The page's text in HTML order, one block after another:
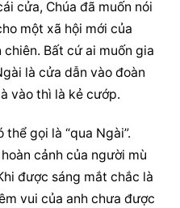
cửa, Chúa đã muốn nói
một xã hội mới của
Bất cứ ai muốn gia
là cửa dẫn vào đoàn
vào thì là kẻ cướp.
gọi là “qua Ngài”.
cảnh của người mù
được sáng mắt chắc là
vui của anh chưa được